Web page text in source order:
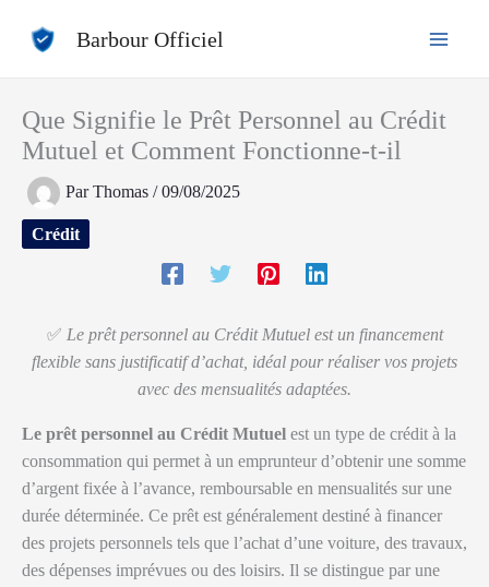
Barbour Officiel
Que Signifie le Prêt Personnel au Crédit
Mutuel et Comment Fonctionne-t-il
ParThomas /09/08/2025
Crédit
✅ Le prêt personnel au Crédit Mutuel est un financement
flexible sans justificatif d’achat, idéal pour réaliser vos projets
avec des mensualités adaptées.
Le prêt personnel au Crédit Mutuel est un type de crédit à la
consommation qui permet à un emprunteur d’obtenir une somme
d’argent fixée à l’avance, remboursable en mensualités sur une
durée déterminée. Ce prêt est généralement destiné à financer
des projets personnels tels que l’achat d’une voiture, des travaux,
des dépenses imprévues ou des loisirs. Il se distingue par une